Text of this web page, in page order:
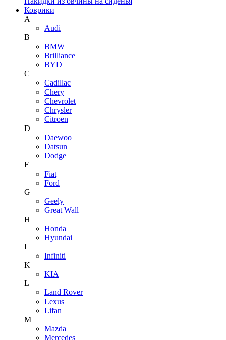
Коврики
A
Audi
B
BMW
Brilliance
BYD
C
Cadillac
Chery
Chevrolet
Chrysler
Citroen
D
Daewoo
Datsun
Dodge
F
Fiat
Ford
G
Geely
Great Wall
H
Honda
Hyundai
I
Infiniti
K
KIA
L
Land Rover
Lexus
Lifan
M
Mazda
Mercedes